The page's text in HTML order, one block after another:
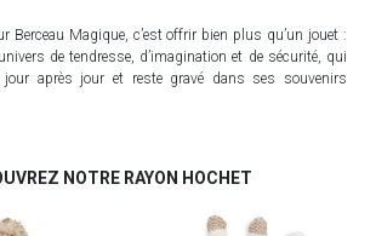
Berceau Magique, c’est offrir bien plus qu’un jouet :
de tendresse, d’imagination et de sécurité, qui
jour après jour et reste gravé dans ses souvenirs
NOTRE RAYON HOCHET